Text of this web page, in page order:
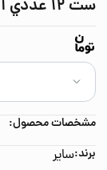
ست 12 عددي آچار يک سر رينگ دیاموند
مشخصات محصول:
برند:سایر